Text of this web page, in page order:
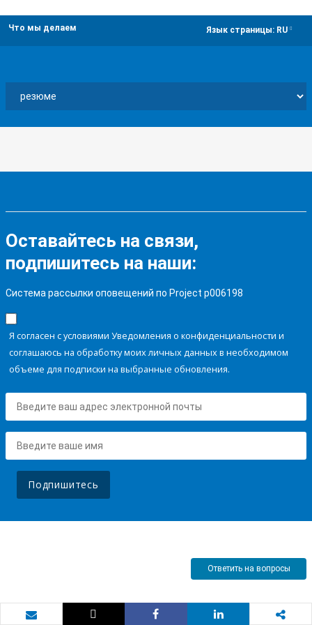
Что мы делаем Язык страницы: RU
Оставайтесь на связи,
подпишитесь на наши:
Система рассылки оповещений по Project p006198
Я согласен с условиями Уведомления о конфиденциальности и
соглашаюсь на обработку моих личных данных в необходимом
объеме для подписки на выбранные обновления.
Подпишитесь
Ответить на вопросы